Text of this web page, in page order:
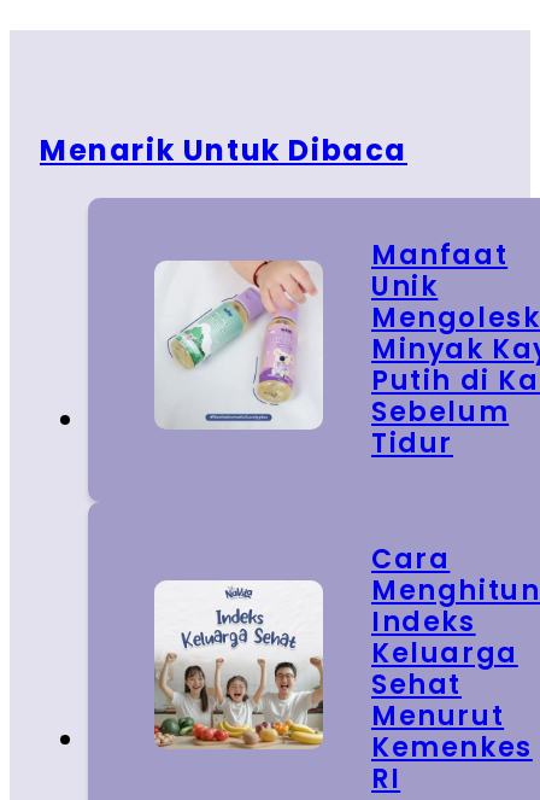
Menarik Untuk Dibaca
Manfaat
Unik
Minyak
Putih di
Sebelum
Tidur
Cara
Indeks
Keluarga
Sehat
Menurut
Kemenkes
RI